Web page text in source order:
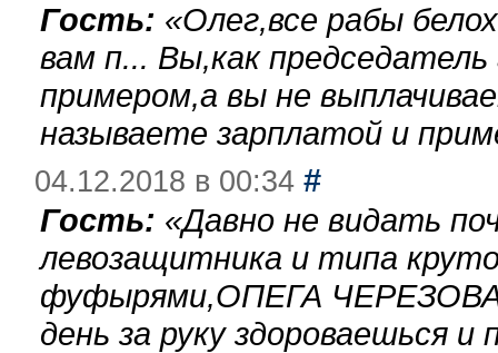
Гость: «Олег,все рабы
вам п... Вы,как
примером,а вы не
называете зарплатой и
04.12.2018 в 00:34 #
Гость: «Давно не видать
левозащитника и типа
фуфырями,ОПЕГА
день за руку здороваешься